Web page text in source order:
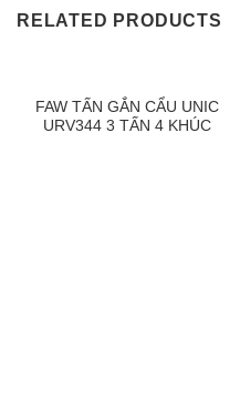
RELATED PRODUCTS
FAW TẤN GẮN CẨU UNIC
URV344 3 TẤN 4 KHÚC